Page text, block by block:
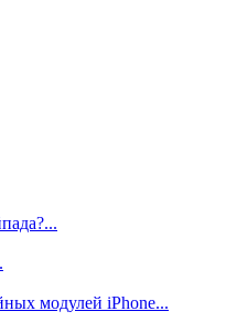
модулей iPhone...